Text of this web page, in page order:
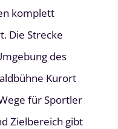
komplett
Die Strecke
des
Kurort
für Sportler
Zielbereich gibt